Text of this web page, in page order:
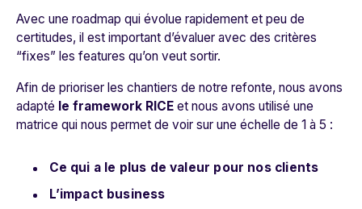
Avec une roadmap qui évolue rapidement et peu de
certitudes, il est important d’évaluer avec des critères
“fixes” les features qu’on veut sortir.
Afin de prioriser les chantiers de notre refonte, nous avons
adapté le framework RICE et nous avons utilisé une
matrice qui nous permet de voir sur une échelle de 1 à 5 :
Ce qui a le plus de valeur pour nos clients
L’impact business